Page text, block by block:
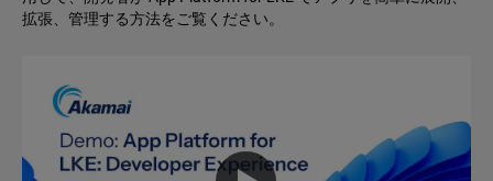
拡張、管理する方法をご覧ください。